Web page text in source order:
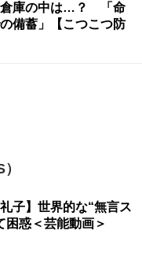
倉庫の中は…？ 「命
備蓄」【こつこつ防
子】世界的な“無言ス
困惑＜芸能動画＞